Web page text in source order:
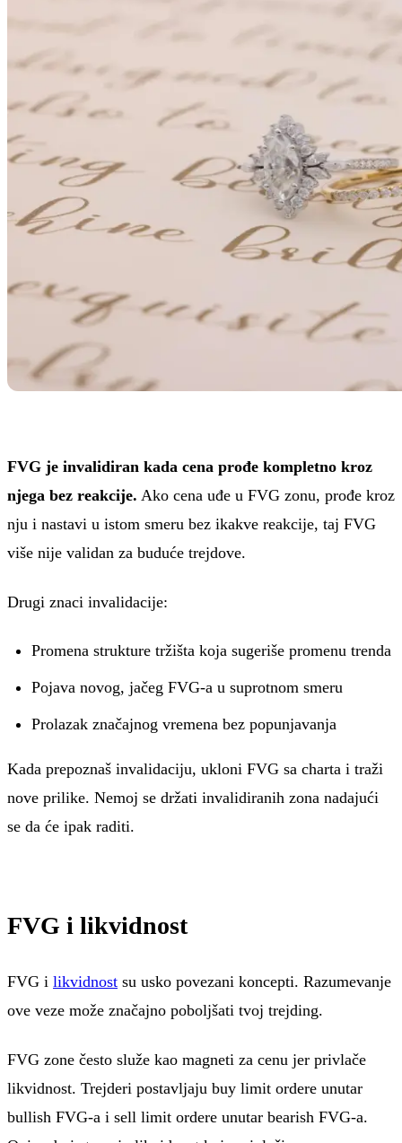
FVG je invalidiran kada cena prođe kompletno kroz
njega bez reakcije. Ako cena uđe u FVG zonu, prođe kroz
nju i nastavi u istom smeru bez ikakve reakcije, taj FVG
više nije validan za buduće trejdove.
Drugi znaci invalidacije:
Promena strukture tržišta koja sugeriše promenu trenda
Pojava novog, jačeg FVG-a u suprotnom smeru
Prolazak značajnog vremena bez popunjavanja
Kada prepoznaš invalidaciju, ukloni FVG sa charta i traži
nove prilike. Nemoj se držati invalidiranih zona nadajući
se da će ipak raditi.
FVG i likvidnost
FVG i likvidnost su usko povezani koncepti. Razumevanje
ove veze može značajno poboljšati tvoj trejding.
FVG zone često služe kao magneti za cenu jer privlače
likvidnost. Trejderi postavljaju buy limit ordere unutar
bullish FVG-a i sell limit ordere unutar bearish FVG-a.